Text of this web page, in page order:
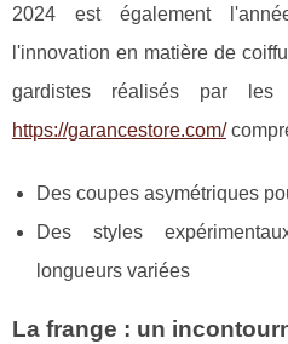
2024 est également
l'innovation en matière de
gardistes réalisés par les
https://garancestore.com/
Des coupes asymétriques
Des styles
longueurs variées
La frange : un